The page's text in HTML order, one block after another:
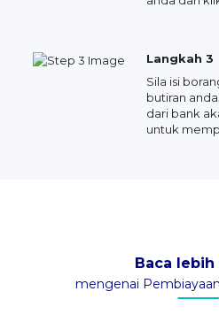
Langkah 3
Sila isi
butiran
dari bank
untuk
Baca
mengenai